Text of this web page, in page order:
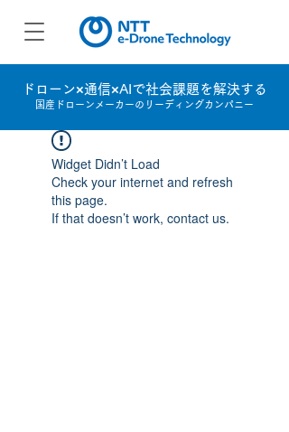
ドローン×通信×AIで社会課題を解決する
国産ドローンメーカーのリーディングカンパニー
Widget Didn’t Load
Check your internet and refresh
this page.
If that doesn’t work, contact us.